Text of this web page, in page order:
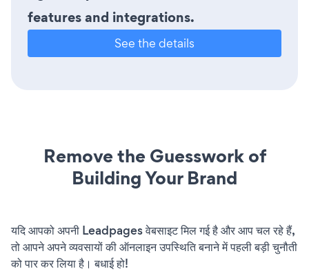
features and integrations.
See the details
Remove the Guesswork of
Building Your Brand
यदि आपको अपनी Leadpages वेबसाइट मिल गई है और आप चल रहे हैं,
तो आपने अपने व्यवसायों की ऑनलाइन उपस्थिति बनाने में पहली बड़ी चुनौती
को पार कर लिया है। बधाई हो!